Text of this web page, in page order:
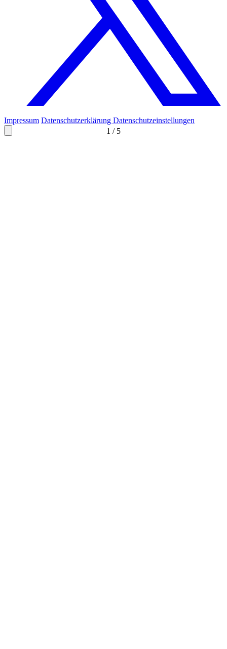
1 / 5
Impressum Datenschutzerklärung Datenschutzeinstellungen